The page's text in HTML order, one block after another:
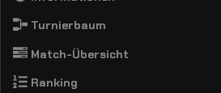
Turnierbaum
Match-Übersicht
Ranking